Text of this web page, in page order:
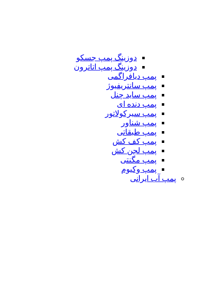
دوزینگ پمپ جسکو
دوزینگ پمپ اتاترون
پمپ دیافراگمی
پمپ سانتریفیوژ
پمپ ساید چنل
پمپ دنده ای
پمپ سیرکولاتور
پمپ شناور
پمپ طبقاتی
پمپ کف کش
پمپ لجن کش
پمپ مگنتی
پمپ وکیوم
پمپ آب ایرانی